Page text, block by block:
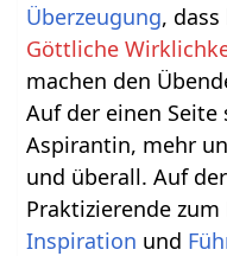
Überzeugung,
Göttliche
machen den
Auf der einen
Aspirantin, mehr
und überall. Auf
Praktizierende zum
Inspiration und